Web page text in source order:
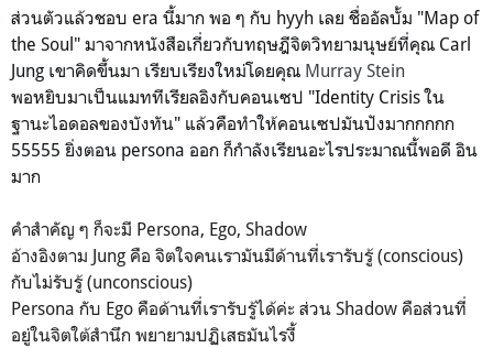
ส่วนตัวแล้วชอบ era นี้มาก พอ ๆ กับ hyyh เลย ชื่ออัลบั้ม "Map of
the Soul" มาจากหนังสือเกี่ยวกับทฤษฎีจิตวิทยามนุษย์ที่คุณ Carl
Jung เขาคิดขึ้นมา เรียบเรียงใหม่โดยคุณ Murray Stein
พอหยิบมาเป็นแมททีเรียลอิงกับคอนเซป "Identity Crisis ใน
ฐานะไอดอลของบังทัน" แล้วคือทำให้คอนเซปมันปังมากกกกก
55555 ยิ่งตอน persona ออก ก็กำลังเรียนอะไรประมาณนี้พอดี อิน
มาก
คำสำคัญ ๆ ก็จะมี Persona, Ego, Shadow
อ้างอิงตาม Jung คือ จิตใจคนเรามันมีด้านที่เรารับรู้ (conscious)
กับไม่รับรู้ (unconscious)
Persona กับ Ego คือด้านที่เรารับรู้ได้ค่ะ ส่วน Shadow คือส่วนที่
อยู่ในจิตใต้สำนึก พยายามปฏิเสธมันไรงี้